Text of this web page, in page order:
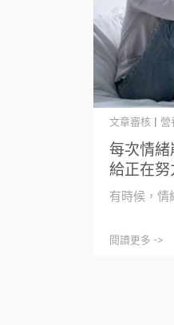
每次情
給正在
文章審核 |
有時候，
閱讀更多 ->